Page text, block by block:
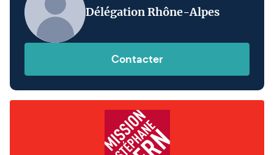
Délégation Rhône-Alpes
Contacter